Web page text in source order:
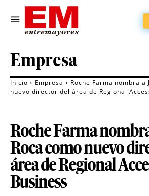
Empresa
Inicio Empresa
Roche Farma nombra a
nuevo director del área de Regional
Roche Farma
Roca como nuevo
área de Regional
Business